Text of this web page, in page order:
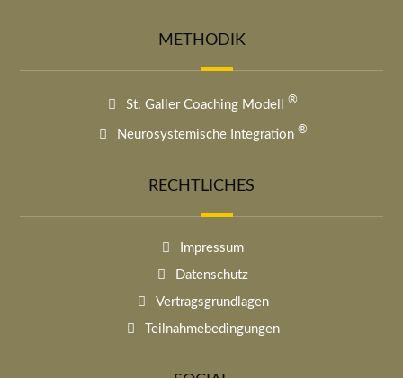
METHODIK
St. Galler Coaching Modell ®
Neurosystemische Integration ®
RECHTLICHES
Impressum
Datenschutz
Vertragsgrundlagen
Teilnahmebedingungen